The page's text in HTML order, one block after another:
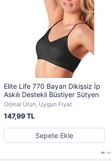
Elite Life 770 Bayan Dikişsiz İp
Askılı Destekli Büstiyer Sütyen
Orjinal Ürün, Uygun Fiyat
147,99 TL
Sepete Ekle